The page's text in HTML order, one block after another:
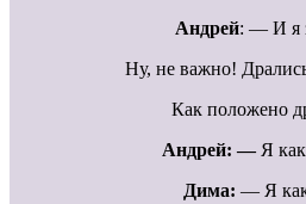
Андрей: — И я
Ну, не важно!
Как положено
Андрей: —Я как
Дима: — Я